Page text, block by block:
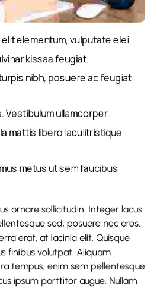
elit elementum, vulputate elei
kissaa feugiat.
nibh, posuere ac feugiat
Vestibulum ullamcorper.
mattis libero iaculitristique
metus ut sem faucibus
ornare sollicitudin. Integer lacus
sed, posuere nec eros.
erat, at lacinia elit. Quisque
finibus volutpat. Aliquam
tempus, enim sem pellentesque
ipsum porttitor augue. Nullam